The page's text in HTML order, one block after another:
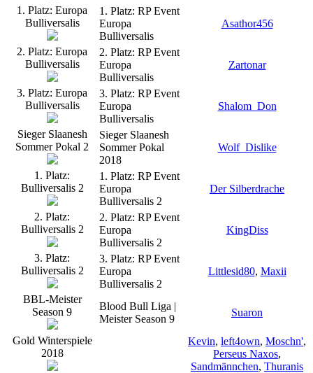
1. Platz: Europa
Bulliversalis
1. Platz: RP Event
Europa
Bulliversalis
Asathor456
2. Platz: Europa
Bulliversalis
2. Platz: RP Event
Europa
Bulliversalis
Zartonar
3. Platz: Europa
Bulliversalis
3. Platz: RP Event
Europa
Bulliversalis
Shalom_Don
Sieger Slaanesh
Sommer Pokal 2
Sieger Slaanesh
Sommer Pokal
2018
Wolf_Dislike
1. Platz:
Bulliversalis 2
1. Platz: RP Event
Europa
Bulliversalis 2
Der Silberdrache
2. Platz:
Bulliversalis 2
2. Platz: RP Event
Europa
Bulliversalis 2
KingDiss
3. Platz:
Bulliversalis 2
3. Platz: RP Event
Europa
Bulliversalis 2
Littlesid80, Maxii
BBL-Meister
Season 9
Blood Bull Liga |
Meister Season 9
Suaron
Gold Winterspiele
2018
Kevin, left4own, Moschn',
Perseus Naxos,
Sandmännchen, Thuranis